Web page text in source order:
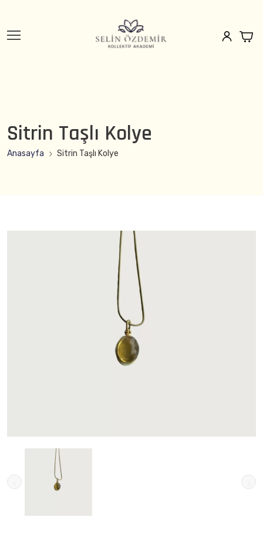
Sitrin Taşlı Kolye
Anasayfa Sitrin Taşlı Kolye